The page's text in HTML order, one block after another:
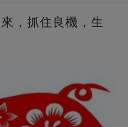
，抓住良機，生